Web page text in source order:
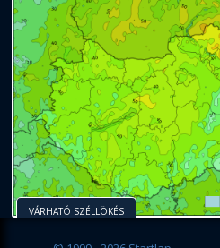
VÁRHATÓ SZÉLLÖKÉS